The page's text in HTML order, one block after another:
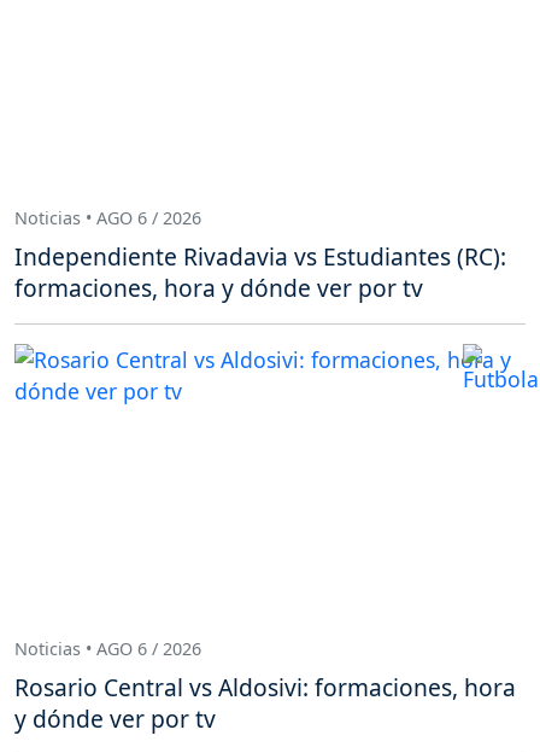
Noticias • AGO 6 / 2026
Independiente Rivadavia vs Estudiantes (RC):
formaciones, hora y dónde ver por tv
Noticias • AGO 6 / 2026
Rosario Central vs Aldosivi: formaciones, hora
y dónde ver por tv